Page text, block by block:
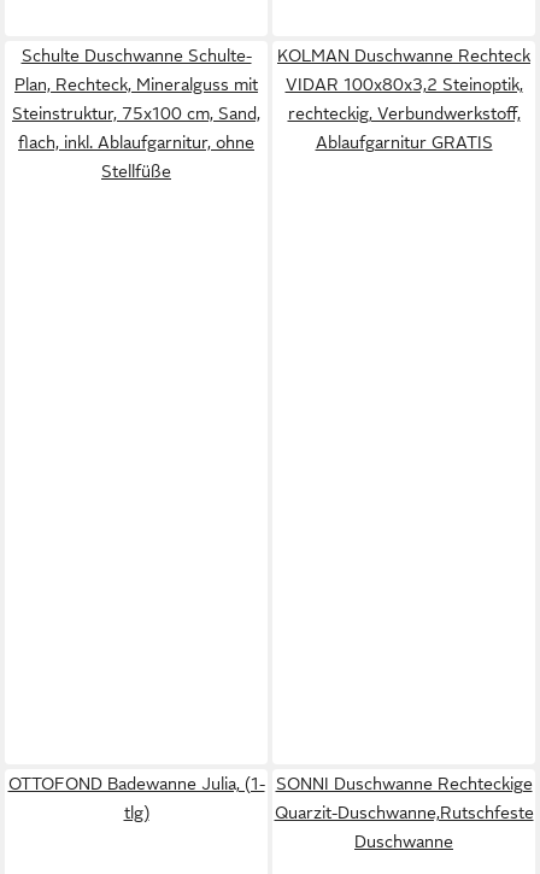
Schulte Duschwanne Schulte-
Plan, Rechteck, Mineralguss mit
Steinstruktur, 75x100 cm, Sand,
flach, inkl. Ablaufgarnitur, ohne
Stellfüße
KOLMAN Duschwanne Rechteck
VIDAR 100x80x3,2 Steinoptik,
rechteckig, Verbundwerkstoff,
Ablaufgarnitur GRATIS
OTTOFOND Badewanne Julia, (1-
tlg)
SONNI Duschwanne Rechteckige
Quarzit-Duschwanne,Rutschfeste
Duschwanne